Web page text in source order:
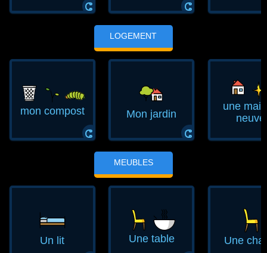
ⵛ ⵛ
LOGEMENT
mon compost
ⵛ
Mon jardin
ⵛ
une
neuve
MEUBLES
Un lit Une table Une